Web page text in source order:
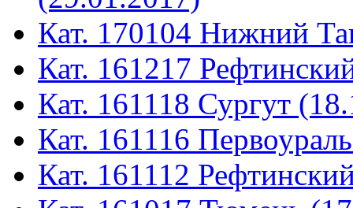
Кат. 170104 Нижний
Кат. 161217
Кат. 161118 Сургут
Кат. 161116
Кат. 161112